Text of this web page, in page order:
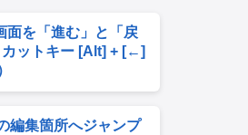
面を「進む」と「戻
カットキー [Alt] + [←]
編集箇所へジャンプ